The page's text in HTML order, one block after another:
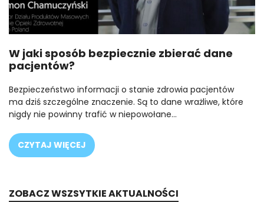
W jaki sposób bezpiecznie zbierać dane
pacjentów?
Bezpieczeństwo informacji o stanie zdrowia pacjentów
ma dziś szczególne znaczenie. Są to dane wrażliwe, które
nigdy nie powinny trafić w niepowołane…
CZYTAJ WIĘCEJ
ZOBACZ WSZSYTKIE AKTUALNOŚCI